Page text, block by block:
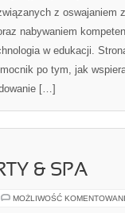
z oswajaniem
nabywaniem
w edukacji.
po tym, jak
[…]
& SPA
MOŻLIWOŚĆ